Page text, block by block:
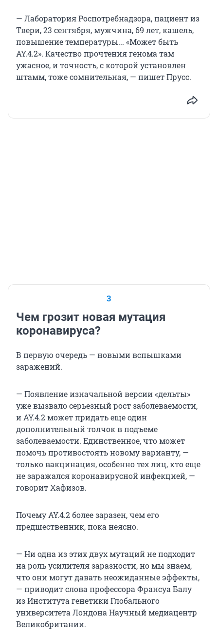
— Лаборатория Роспотребнадзора, пациент из
Твери, 23 сентября, мужчина, 69 лет, кашель,
повышение температуры... «Может быть
AY.4.2». Качество прочтения генома там
ужасное, и точность, с которой установлен
штамм, тоже сомнительная, — пишет Прусс.
3
Чем грозит новая мутация
коронавируса?
В первую очередь — новыми вспышками
заражений.
— Появление изначальной версии «дельты»
уже вызвало серьезный рост заболеваемости,
и AY.4.2 может придать еще один
дополнительный толчок в подъеме
заболеваемости. Единственное, что может
помочь противостоять новому варианту, —
только вакцинация, особенно тех лиц, кто еще
не заражался коронавирусной инфекцией, —
говорит Хафизов.
Почему AY.4.2 более заразен, чем его
предшественник, пока неясно.
— Ни одна из этих двух мутаций не подходит
на роль усилителя заразности, но мы знаем,
что они могут давать неожиданные эффекты,
— приводит слова профессора Франсуа Балу
из Института генетики Глобального
университета Лондона Научный медиацентр
Великобритании.